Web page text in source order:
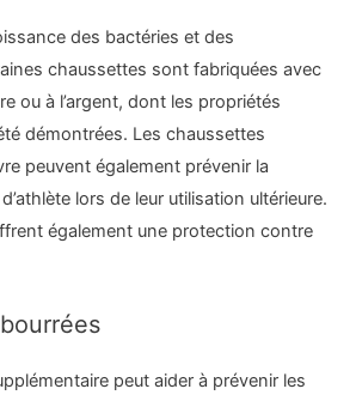
des bactéries et des
chaussettes sont fabriquées avec
ou à l’argent, dont les propriétés
démontrées. Les chaussettes
peuvent également prévenir la
lors de leur utilisation ultérieure.
également une protection contre
peut aider à prévenir les